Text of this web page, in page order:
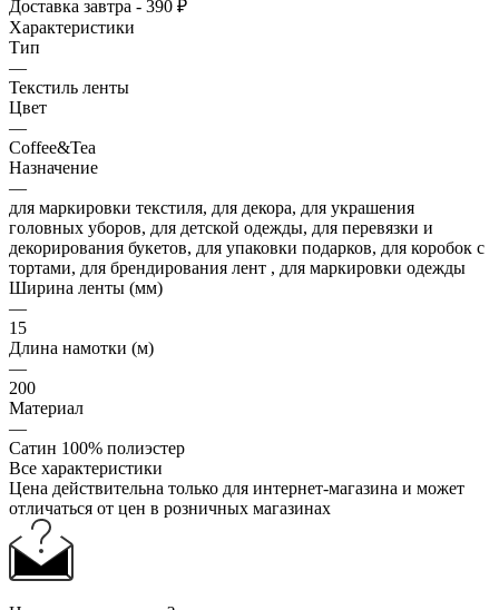
Доставка завтра - 390 ₽
Характеристики
Тип
—
Текстиль ленты
Цвет
—
Coffee&Tea
Назначение
—
для маркировки текстиля, для декора, для украшения
головных уборов, для детской одежды, для перевязки и
декорирования букетов, для упаковки подарков, для коробок с
тортами, для брендирования лент , для маркировки одежды
Ширина ленты (мм)
—
15
Длина намотки (м)
—
200
Материал
—
Сатин 100% полиэстер
Все характеристики
Цена действительна только для интернет-магазина и может
отличаться от цен в розничных магазинах